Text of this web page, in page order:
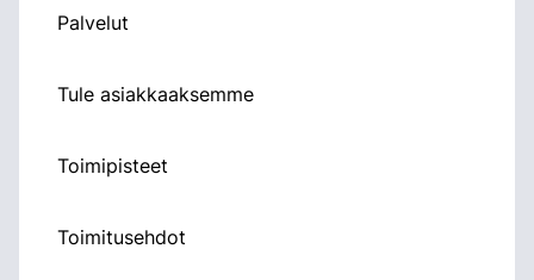
Palvelut
Tule asiakkaaksemme
Toimipisteet
Toimitusehdot